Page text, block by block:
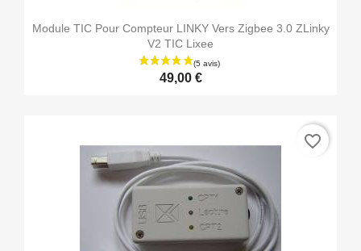
Module TIC Pour Compteur LINKY Vers Zigbee 3.0 ZLinky
V2 TIC Lixee
49,00 €
favorite_border